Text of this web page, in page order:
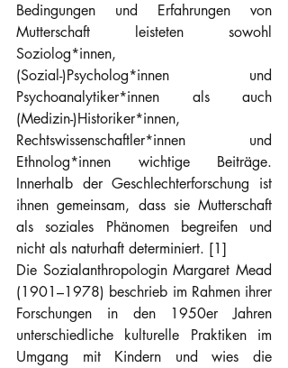
Bedingungen und Erfahrungen von
Mutterschaft leisteten sowohl
Soziolog*innen,
(Sozial-)Psycholog*innen und
Psychoanalytiker*innen als auch
(Medizin-)Historiker*innen,
Rechtswissenschaftler*innen und
Ethnolog*innen wichtige Beiträge.
Innerhalb der Geschlechterforschung ist
ihnen gemeinsam, dass sie Mutterschaft
als soziales Phänomen begreifen und
nicht als naturhaft determiniert. [1]
Die Sozialanthropologin Margaret Mead
(1901–1978) beschrieb im Rahmen ihrer
Forschungen in den 1950er Jahren
unterschiedliche kulturelle Praktiken im
Umgang mit Kindern und wies die